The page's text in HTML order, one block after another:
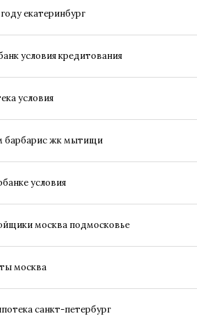
екатеринбург
условия кредитования
условия
барбарис жк мытищи
условия
москва подмосковье
москва
санкт-петербург